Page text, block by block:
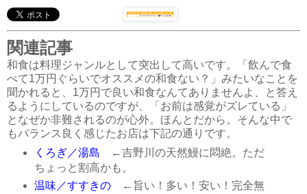
関連記事
和食は料理ジャンルとして突出して高いです。「飲んで食
べて1万円ぐらいでオススメの和食ない？」みたいなことを
聞かれると、1万円で良い和食なんてありませんよ、と答え
るようにしているのですが、「お前は感覚がズレている」
となぜか非難されるのが心外。ほんとだから。そんな中で
もバランス良く感じたお店は下記の通りです。
くろぎ／湯島 ←吉野川の天然鰻に悶絶。ただ
ちょっと割高かも。
温味／すすきの←旨い！多い！安い！完全無